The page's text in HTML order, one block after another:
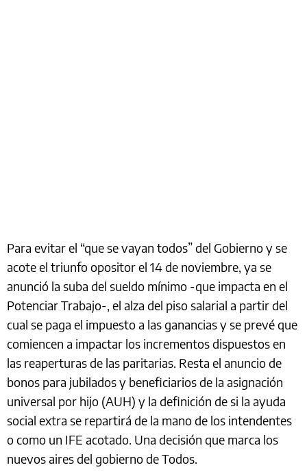
Para evitar el “que se vayan todos” del Gobierno y se
acote el triunfo opositor el 14 de noviembre, ya se
anunció la suba del sueldo mínimo -que impacta en el
Potenciar Trabajo-, el alza del piso salarial a partir del
cual se paga el impuesto a las ganancias y se prevé que
comiencen a impactar los incrementos dispuestos en
las reaperturas de las paritarias. Resta el anuncio de
bonos para jubilados y beneficiarios de la asignación
universal por hijo (AUH) y la definición de si la ayuda
social extra se repartirá de la mano de los intendentes
o como un IFE acotado. Una decisión que marca los
nuevos aires del gobierno de Todos.